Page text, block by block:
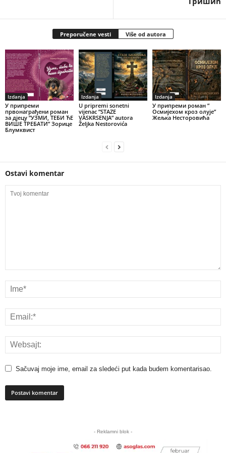
Preporučene vesti Više od autora
Izdanja
У припреми
првонаграђени роман
за дјецу ”УЗМИ, ТЕБИ ЋЕ
ВИШЕ ТРЕБАТИ” Зорице
Блумквист
Izdanja
U pripremi sonetni
vijenac ”STAZE
VASKRSENJA” autora
Željka Nestorovića
Izdanja
У припреми роман ”
Осмијехом кроз олује”
Жељка Несторовића
Ostavi komentar
Sačuvaj moje ime, email za sledeći put kada budem komentarisao.
- Reklamni blok -